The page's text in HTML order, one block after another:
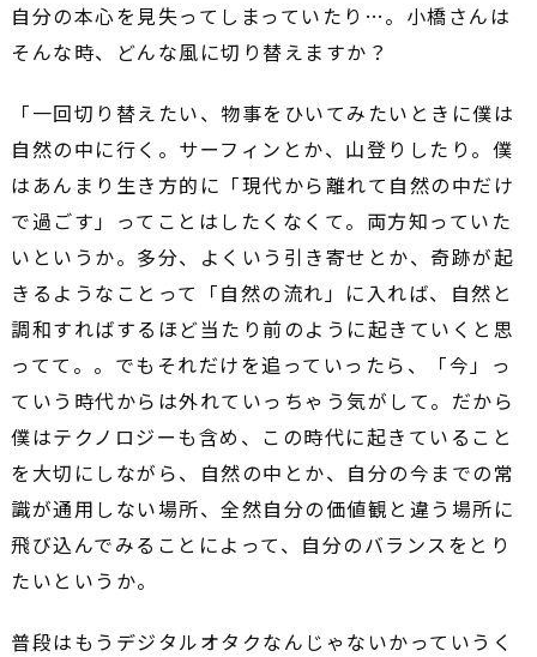
自分の本心を見失ってしまっていたり…。小橋さんは
そんな時、どんな風に切り替えますか？
「一回切り替えたい、物事をひいてみたいときに僕は
自然の中に行く。サーフィンとか、山登りしたり。僕
はあんまり生き方的に「現代から離れて自然の中だけ
で過ごす」ってことはしたくなくて。両方知っていた
いというか。多分、よくいう引き寄せとか、奇跡が起
きるようなことって「自然の流れ」に入れば、自然と
調和すればするほど当たり前のように起きていくと思
ってて。。でもそれだけを追っていったら、「今」っ
ていう時代からは外れていっちゃう気がして。だから
僕はテクノロジーも含め、この時代に起きていること
を大切にしながら、自然の中とか、自分の今までの常
識が通用しない場所、全然自分の価値観と違う場所に
飛び込んでみることによって、自分のバランスをとり
たいというか。
普段はもうデジタルオタクなんじゃないかっていうく